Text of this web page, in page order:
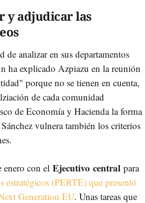
y adjudicar las
de analizar en sus departamentos
ha explicado Azpiazu en la reunión
porque no se tienen en cuenta,
de cada comunidad
de Economía y Hacienda la forma
vulnera también los criterios
enero con el Ejecutivo central para
(PERTE) que presentó
Generation EU. Unas tareas que